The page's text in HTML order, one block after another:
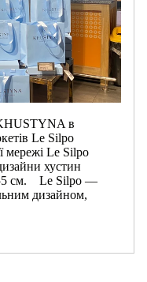
в
Le Silpo
мережі Le Silpo
хустин
55 см. Le Silpo —
дизайном,